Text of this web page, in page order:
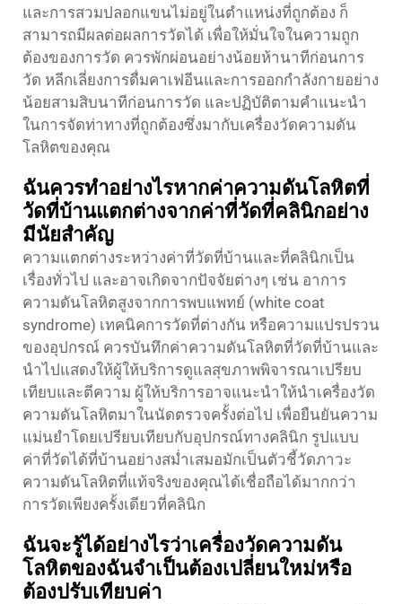
และการสวมปลอกแขนไม่อยู่ในตำแหน่งที่ถูกต้อง ก็
สามารถมีผลต่อผลการวัดได้ เพื่อให้มั่นใจในความถูก
ต้องของการวัด ควรพักผ่อนอย่างน้อยห้านาทีก่อนการ
วัด หลีกเลี่ยงการดื่มคาเฟอีนและการออกกำลังกายอย่าง
น้อยสามสิบนาทีก่อนการวัด และปฏิบัติตามคำแนะนำ
ในการจัดท่าทางที่ถูกต้องซึ่งมากับเครื่องวัดความดัน
โลหิตของคุณ
ฉันควรทำอย่างไรหากค่าความดันโลหิตที่
วัดที่บ้านแตกต่างจากค่าที่วัดที่คลินิกอย่าง
มีนัยสำคัญ
ความแตกต่างระหว่างค่าที่วัดที่บ้านและที่คลินิกเป็น
เรื่องทั่วไป และอาจเกิดจากปัจจัยต่างๆ เช่น อาการ
ความดันโลหิตสูงจากการพบแพทย์ (white coat
syndrome) เทคนิคการวัดที่ต่างกัน หรือความแปรปรวน
ของอุปกรณ์ ควรบันทึกค่าความดันโลหิตที่วัดที่บ้านและ
นำไปแสดงให้ผู้ให้บริการดูแลสุขภาพพิจารณาเปรียบ
เทียบและตีความ ผู้ให้บริการอาจแนะนำให้นำเครื่องวัด
ความดันโลหิตมาในนัดตรวจครั้งต่อไป เพื่อยืนยันความ
แม่นยำโดยเปรียบเทียบกับอุปกรณ์ทางคลินิก รูปแบบ
ค่าที่วัดได้ที่บ้านอย่างสม่ำเสมอมักเป็นตัวชี้วัดภาวะ
ความดันโลหิตที่แท้จริงของคุณได้เชื่อถือได้มากกว่า
การวัดเพียงครั้งเดียวที่คลินิก
ฉันจะรู้ได้อย่างไรว่าเครื่องวัดความดัน
โลหิตของฉันจำเป็นต้องเปลี่ยนใหม่หรือ
ต้องปรับเทียบค่า